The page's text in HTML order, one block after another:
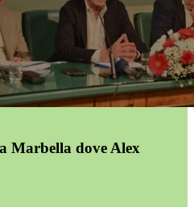
Marbella dove Alex